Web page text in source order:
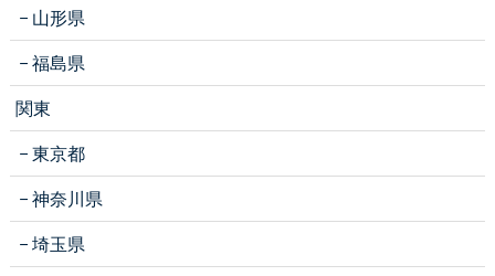
山形県
福島県
関東
東京都
神奈川県
埼玉県